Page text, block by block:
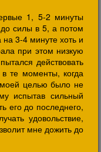
1, 5-2 минуты
силы в 5, а потом
3-4 минуте хоть и
при этом низкую
действовать
те моменты, когда
целью было не
испытав сильный
его до последнего,
удовольствие,
мне дожить до